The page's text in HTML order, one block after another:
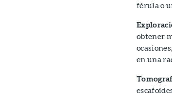
férula o
obtener
en una